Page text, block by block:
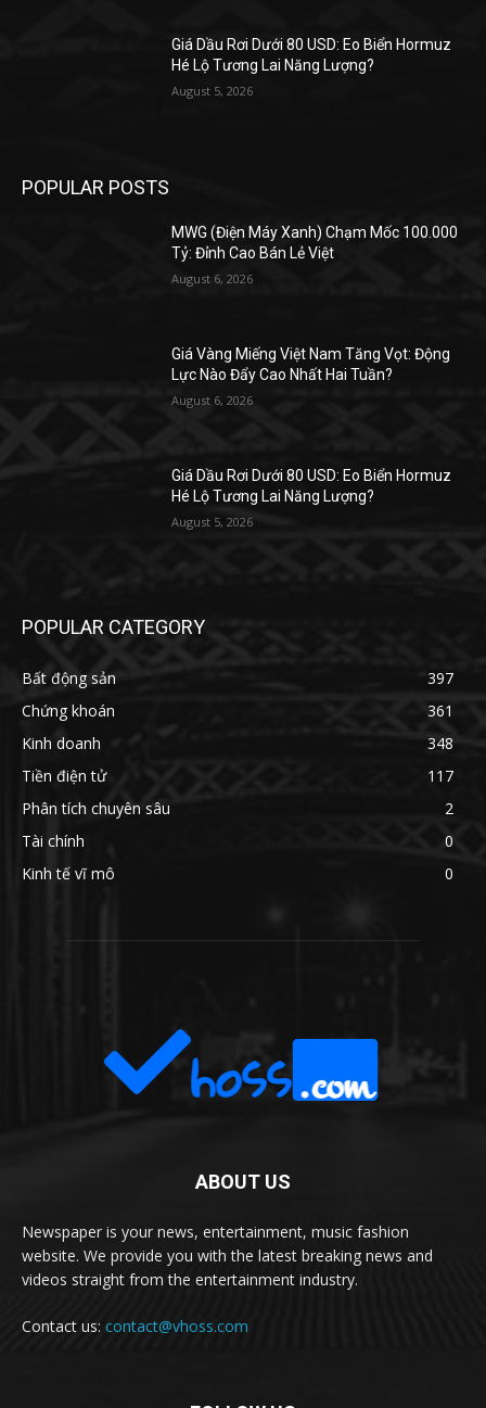
Giá Dầu Rơi Dưới 80 USD: Eo Biển Hormuz
Hé Lộ Tương Lai Năng Lượng?
August 5, 2026
POPULAR POSTS
MWG (Điện Máy Xanh) Chạm Mốc 100.000
Tỷ: Đỉnh Cao Bán Lẻ Việt
August 6, 2026
Giá Vàng Miếng Việt Nam Tăng Vọt: Động
Lực Nào Đẩy Cao Nhất Hai Tuần?
August 6, 2026
Giá Dầu Rơi Dưới 80 USD: Eo Biển Hormuz
Hé Lộ Tương Lai Năng Lượng?
August 5, 2026
POPULAR CATEGORY
Bất động sản
397
Chứng khoán
361
Kinh doanh
348
Tiền điện tử
117
Phân tích chuyên sâu
2
Tài chính
0
Kinh tế vĩ mô
0
ABOUT US
Newspaper is your news, entertainment, music fashion
website. We provide you with the latest breaking news and
videos straight from the entertainment industry.
Contact us: contact@vhoss.com